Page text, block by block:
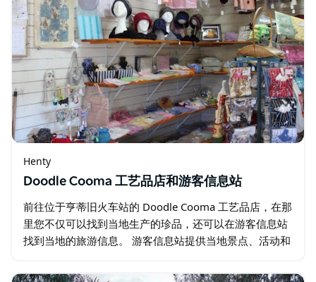
Henty
Doodle Cooma 工艺品店和游客信息站
前往位于亨蒂旧火车站的 Doodle Cooma 工艺品店，在那
里您不仅可以找到当地生产的珍品，还可以在游客信息站
找到当地的旅游信息。 游客信息站提供当地景点、活动和
地建议。…